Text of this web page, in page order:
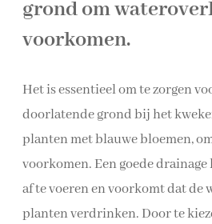
grond om
voorkomen.
Het is essentieel om te zorgen
doorlatende grond bij het
planten met blauwe bloemen,
voorkomen. Een goede
af te voeren en voorkomt dat de
planten verdrinken. Door te